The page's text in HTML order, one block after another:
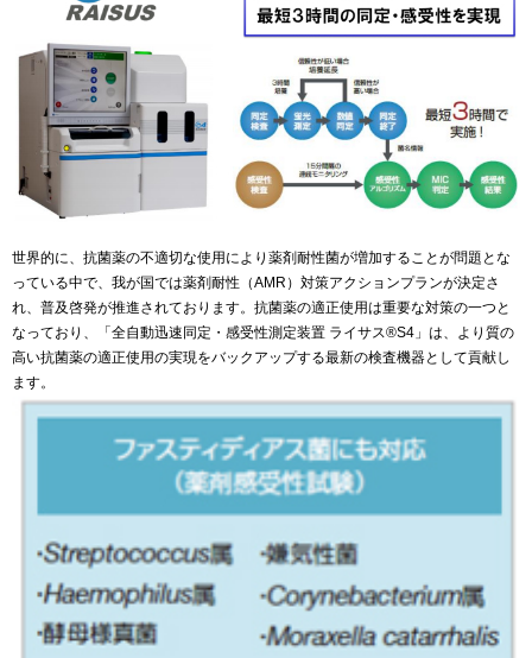
世界的に、抗菌薬の不適切な使用により薬剤耐性菌が増加することが問題とな
っている中で、我が国では薬剤耐性（AMR）対策アクションプランが決定さ
れ、普及啓発が推進されております。抗菌薬の適正使用は重要な対策の一つと
なっており、「全自動迅速同定・感受性測定装置 ライサス®S4」は、より質の
高い抗菌薬の適正使用の実現をバックアップする最新の検査機器として貢献し
ます。